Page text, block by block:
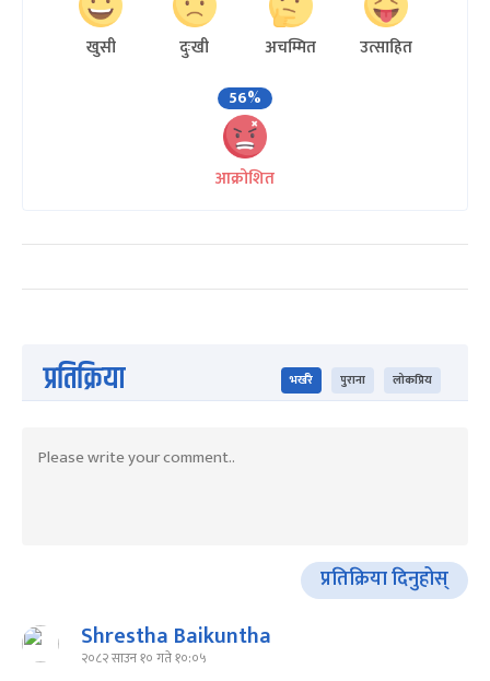
खुसी दुःखी अचम्मित
उत्साहित
56%
आक्रोशित
प्रतिक्रिया भर्खरै पुराना लोकप्रिय
प्रतिक्रिया दिनुहोस्
Shrestha Baikuntha
२०८२ साउन १० गते १०:०५